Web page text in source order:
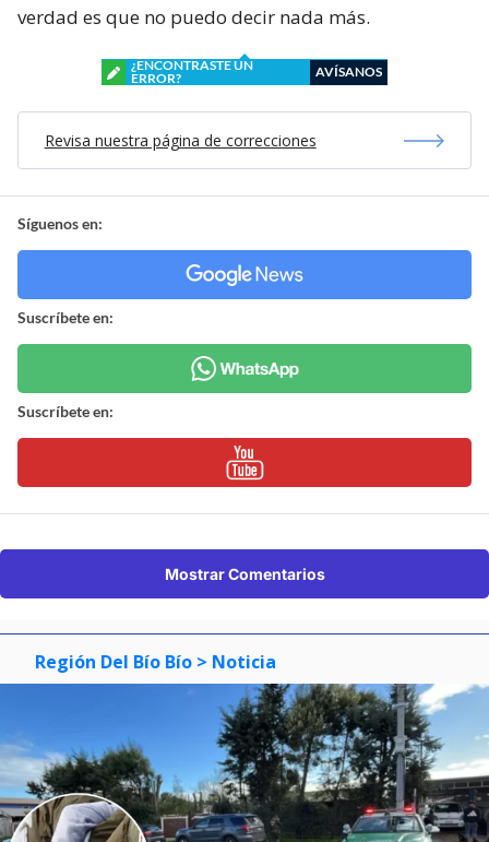
verdad es que no puedo decir nada más.
¿ENCONTRASTE UN
ERROR?
AVÍSANOS
Revisa nuestra página de correcciones
Síguenos en:
Suscríbete en:
Suscríbete en:
Mostrar Comentarios
Región Del Bío Bío > Noticia